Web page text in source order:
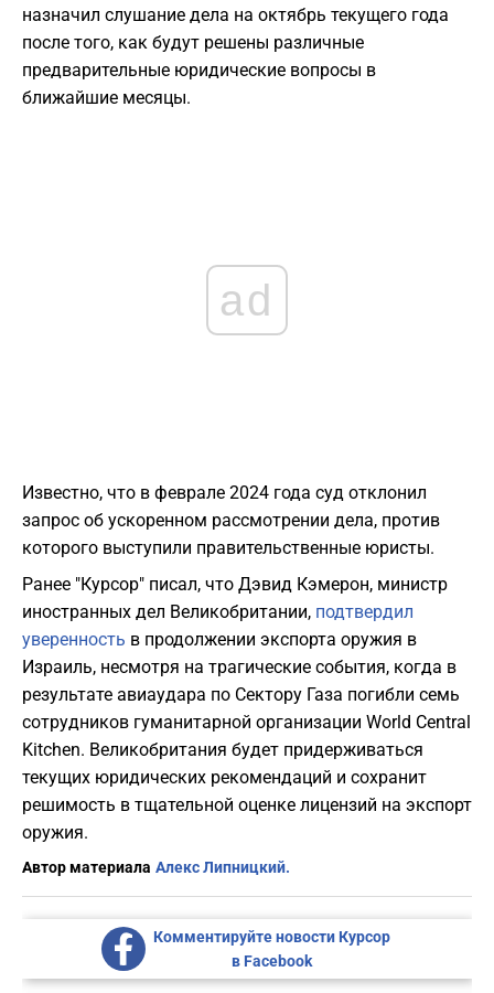
назначил слушание дела на октябрь текущего года
после того, как будут решены различные
предварительные юридические вопросы в
ближайшие месяцы.
ad
Известно, что в феврале 2024 года суд отклонил
запрос об ускоренном рассмотрении дела, против
которого выступили правительственные юристы.
Ранее "Курсор" писал, что Дэвид Кэмерон, министр
иностранных дел Великобритании, подтвердил
уверенность в продолжении экспорта оружия в
Израиль, несмотря на трагические события, когда в
результате авиаудара по Сектору Газа погибли семь
сотрудников гуманитарной организации World Central
Kitchen. Великобритания будет придерживаться
текущих юридических рекомендаций и сохранит
решимость в тщательной оценке лицензий на экспорт
оружия.
Автор материала Алекс Липницкий.
Комментируйте новости Курсор
в Facebook